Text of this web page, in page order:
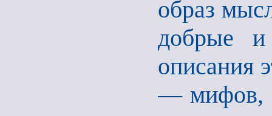
образ
добрые и
описания
— мифов,